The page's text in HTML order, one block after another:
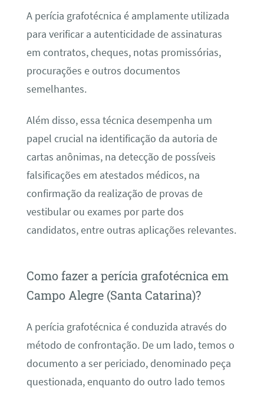
A perícia grafotécnica é amplamente utilizada
para verificar a autenticidade de assinaturas
em contratos, cheques, notas promissórias,
procurações e outros documentos
semelhantes.
Além disso, essa técnica desempenha um
papel crucial na identificação da autoria de
cartas anônimas, na detecção de possíveis
falsificações em atestados médicos, na
confirmação da realização de provas de
vestibular ou exames por parte dos
candidatos, entre outras aplicações relevantes.
Como fazer a perícia grafotécnica em
Campo Alegre (Santa Catarina)?
A perícia grafotécnica é conduzida através do
método de confrontação. De um lado, temos o
documento a ser periciado, denominado peça
questionada, enquanto do outro lado temos